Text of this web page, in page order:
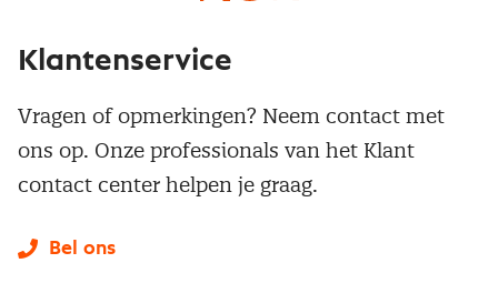
Klantenservice
Vragen of opmerkingen? Neem contact met
ons op. Onze professionals van het Klant
contact center helpen je graag.
Bel ons